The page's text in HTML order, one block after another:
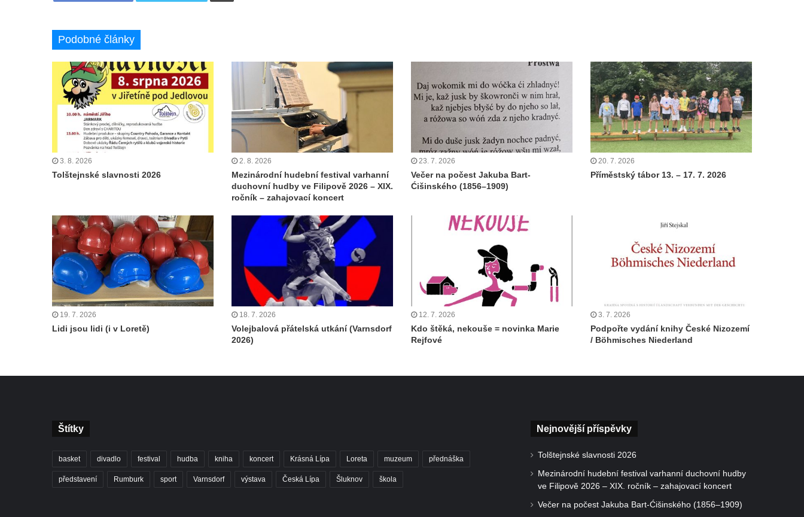
Podobné články
3. 8. 2026
Tolštejnské slavnosti 2026
2. 8. 2026
Mezinárodní hudební festival varhanní
duchovní hudby ve Filipově 2026 – XIX.
ročník – zahajovací koncert
23. 7. 2026
Večer na počest Jakuba Bart-
Ćišinského (1856–1909)
20. 7. 2026
Příměstský tábor 13. – 17. 7. 2026
19. 7. 2026
Lidi jsou lidi (i v Loretě)
18. 7. 2026
Volejbalová přátelská utkání (Varnsdorf
2026)
12. 7. 2026
Kdo štěká, nekouše = novinka Marie
Rejfové
3. 7. 2026
Podpořte vydání knihy České Nizozemí
/ Böhmisches Niederland
Štítky
basket divadlo festival hudba kniha koncert Krásná Lípa Loreta muzeum přednáška
představení Rumburk sport Varnsdorf výstava Česká Lípa Šluknov škola
Nejnovější příspěvky
Tolštejnské slavnosti 2026
Mezinárodní hudební festival varhanní duchovní hudby
ve Filipově 2026 – XIX. ročník – zahajovací koncert
Večer na počest Jakuba Bart-Ćišinského (1856–1909)